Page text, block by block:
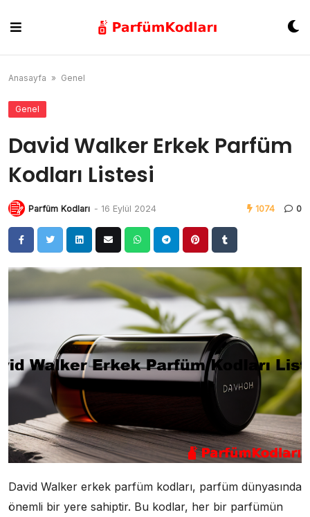
content
Anasayfa » Genel
Genel
David Walker Erkek Parfüm
Kodları Listesi
Parfüm Kodları - 16 Eylül 2024 1074 0
David Walker erkek parfüm kodları, parfüm dünyasında
önemli bir yere sahiptir. Bu kodlar, her bir parfümün